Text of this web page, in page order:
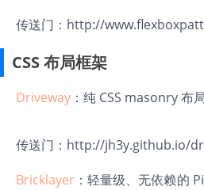
传送门： http://
CSS 布局框架
Driveway ：纯 CSS masonry 布
传送门： http://jh3y.github.io/
Bricklayer ：轻量级、无依赖的